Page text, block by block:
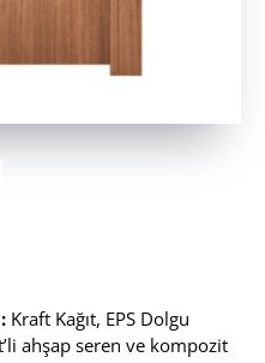
Kraft Kağıt, EPS Dolgu
ahşap seren ve kompozit